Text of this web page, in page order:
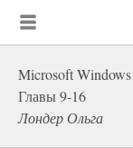
Microsoft Windows
Главы 9-16
Лондер Ольга